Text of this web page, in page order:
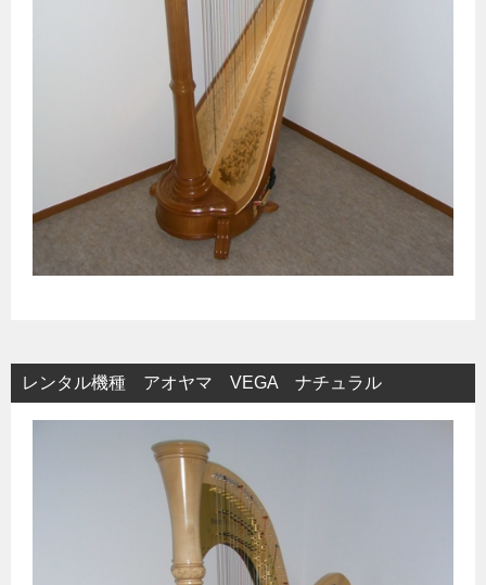
レンタル機種 アオヤマ VEGA ナチュラル